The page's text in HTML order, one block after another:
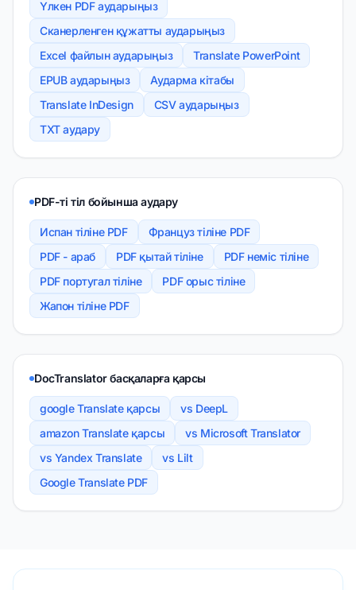
Үлкен PDF аударыңыз
Сканерленген құжатты аударыңыз
Excel файлын аударыңыз
Translate PowerPoint
EPUB аударыңыз
Аударма кітабы
Translate InDesign
CSV аударыңыз
TXT аудару
PDF-ті тіл бойынша аудару
Испан тіліне PDF
Француз тіліне PDF
PDF - араб
PDF қытай тіліне
PDF неміс тіліне
PDF португал тіліне
PDF орыс тіліне
Жапон тіліне PDF
DocTranslator басқаларға қарсы
google Translate қарсы
vs DeepL
amazon Translate қарсы
vs Microsoft Translator
vs Yandex Translate
vs Lilt
Google Translate PDF